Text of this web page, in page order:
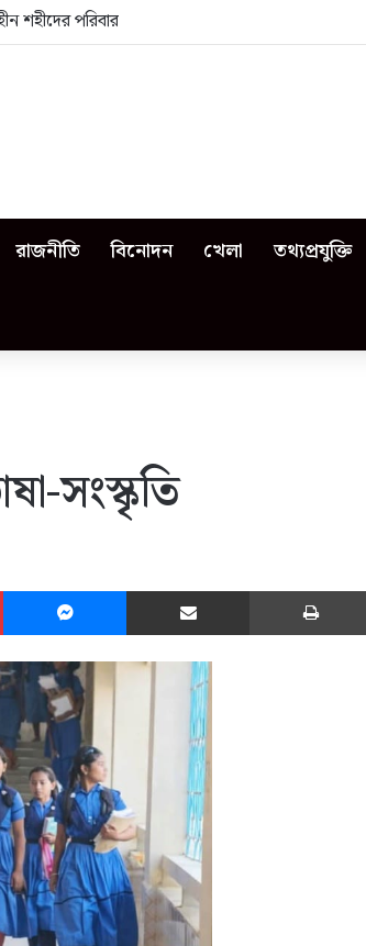
শহীদের পরিবার
রাজনীতি বিনোদন খেলা তথ্যপ্রযুক্তি
সংস্কৃতি
Pinterest Messenger Share via Email